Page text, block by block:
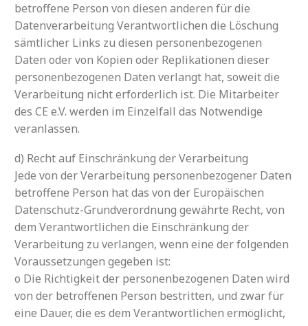
betroffene Person von diesen anderen für die
Datenverarbeitung Verantwortlichen die Löschung
sämtlicher Links zu diesen personenbezogenen
Daten oder von Kopien oder Replikationen dieser
personenbezogenen Daten verlangt hat, soweit die
Verarbeitung nicht erforderlich ist. Die Mitarbeiter
des CE e.V. werden im Einzelfall das Notwendige
veranlassen.
d) Recht auf Einschränkung der Verarbeitung
Jede von der Verarbeitung personenbezogener Daten
betroffene Person hat das von der Europäischen
Datenschutz-Grundverordnung gewährte Recht, von
dem Verantwortlichen die Einschränkung der
Verarbeitung zu verlangen, wenn eine der folgenden
Voraussetzungen gegeben ist:
o Die Richtigkeit der personenbezogenen Daten wird
von der betroffenen Person bestritten, und zwar für
eine Dauer, die es dem Verantwortlichen ermöglicht,